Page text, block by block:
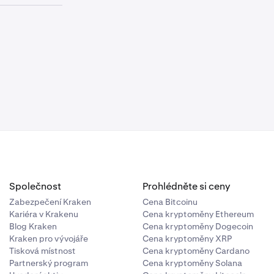
Palestina,
a Nevis,
Tomáš a
Surinam,
a
0C),
Společnost
Zabezpečení Kraken
Kariéra v Krakenu
Blog Kraken
Kraken pro vývojáře
Tisková místnost
Partnerský program
Prohlédněte si ceny
Cena Bitcoinu
Cena kryptoměny Ethereum
Cena kryptoměny Dogecoin
Cena kryptoměny XRP
Cena kryptoměny Cardano
Cena kryptoměny Solana